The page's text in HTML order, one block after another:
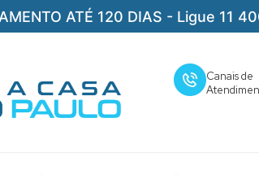
ATÉ 120 DIAS - Ligue 11
Canais de